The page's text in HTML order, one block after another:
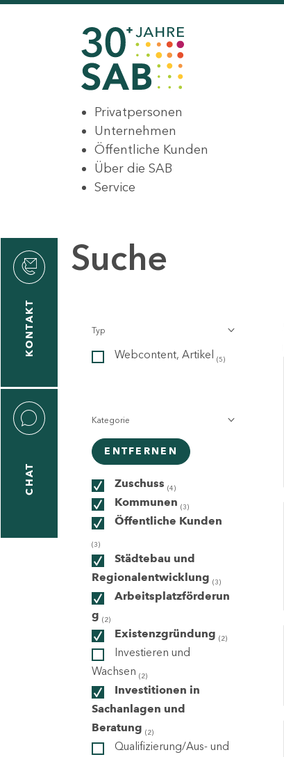
Privatpersonen
Unternehmen
Öffentliche Kunden
Über die SAB
Service
KONTAKT
CHAT
Suche
Typ
Webcontent, Artikel (5)
Kategorie
ENTFERNEN
Zuschuss (4)
Kommunen (3)
Öffentliche Kunden
(3)
Städtebau und
Regionalentwicklung (3)
Arbeitsplatzförderun
g (2)
Existenzgründung (2)
Investieren und
Wachsen (2)
Investitionen in
Sachanlagen und
Beratung (2)
Qualifizierung/Aus- und